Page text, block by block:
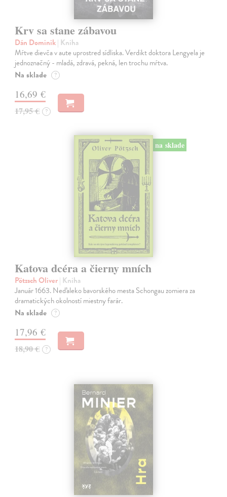
Krv sa stane zábavou
Dán Dominik| Kniha
Mŕtve dievča v aute uprostred sídliska. Verdikt doktora Lengyela je
jednoznačný - mladá, zdravá, pekná, len trochu mŕtva.
Na sklade ?
16,69 €
17,95 € ?
na sklade
Katova dcéra a čierny mních
Pötzsch Oliver| Kniha
Január 1663. Neďaleko bavorského mesta Schongau zomiera za
dramatických okolností miestny farár.
Na sklade ?
17,96 €
18,90 € ?